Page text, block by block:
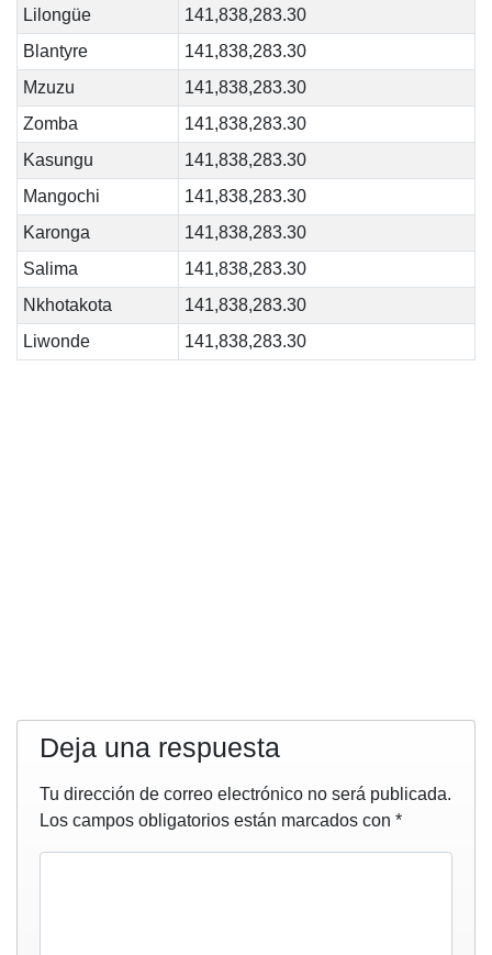
Lilongüe
141,838,283.30
Blantyre
141,838,283.30
Mzuzu
141,838,283.30
Zomba
141,838,283.30
Kasungu
141,838,283.30
Mangochi
141,838,283.30
Karonga
141,838,283.30
Salima
141,838,283.30
Nkhotakota
141,838,283.30
Liwonde
141,838,283.30
Deja una respuesta
Tu dirección de correo electrónico no será publicada.
Los campos obligatorios están marcados con *